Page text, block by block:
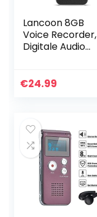
Lancoon 8GB
Voice Recorder,
Digitale Audio
Apparaat met
€24.99